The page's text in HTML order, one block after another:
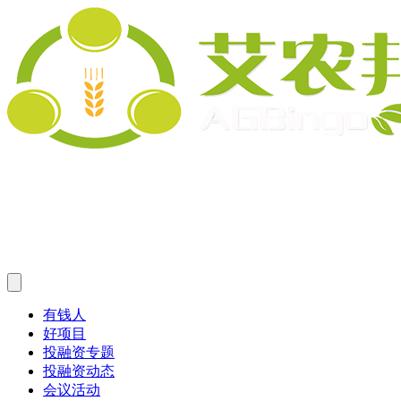
有钱人
好项目
投融资专题
投融资动态
会议活动